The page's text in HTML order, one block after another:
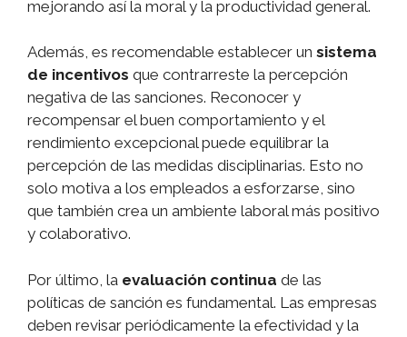
mejorando así la moral y la productividad general.
Además, es recomendable establecer un sistema
de incentivos que contrarreste la percepción
negativa de las sanciones. Reconocer y
recompensar el buen comportamiento y el
rendimiento excepcional puede equilibrar la
percepción de las medidas disciplinarias. Esto no
solo motiva a los empleados a esforzarse, sino
que también crea un ambiente laboral más positivo
y colaborativo.
Por último, la evaluación continua de las
políticas de sanción es fundamental. Las empresas
deben revisar periódicamente la efectividad y la